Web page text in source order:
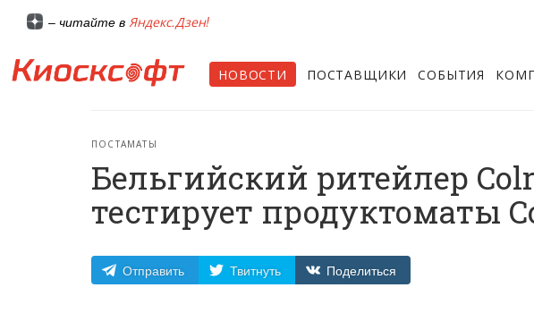
– читайте в Яндекс.Дзен!
НОВОСТИ ПОСТАВЩИКИ СОБЫТИЯ
ПОСТАМАТЫ
Бельгийский ритейлер
тестирует продуктоматы
Отправить Твитнуть Поделиться